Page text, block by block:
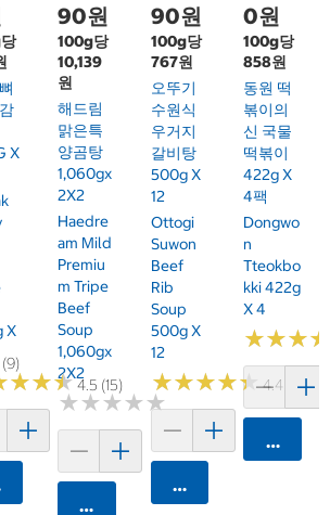
(9)
X
X
★★★
★★★4.5 (15)
트에 담기
90원
100g당
10,139
원
해드림
맑은특
양곰탕
1,060gx
2X2
Haedre
Am Mild
Premiu
M Tripe
Beef
Soup
1,060gx
2X2
★★★★★
★★★★★
카트에 담기
90원
100g당
767원
오뚜기
수원식
우거지
갈비탕
500g X
12
Ottogi
Suwon
Beef
Rib
Soup
500g X
12
★★★★★
★★★★★4.4 (18)
카트에 담기
0원
100g당
858원
동원 떡
볶이의
신 국물
떡볶이
422g X
4팩
Dongwo
N
Tteokbo
Kki 422g
X 4
★★★
★★★
카트에